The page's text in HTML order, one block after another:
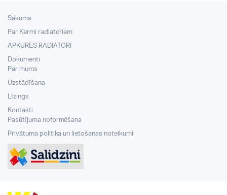
Sākums
Par Kermi radiatoriem
APKURES RADIATORI
Dokumenti
Par mums
Uzstādīšana
Līzings
Kontakti
Pasūtījuma noformēšana
Privātuma politika un lietošanas noteikumi